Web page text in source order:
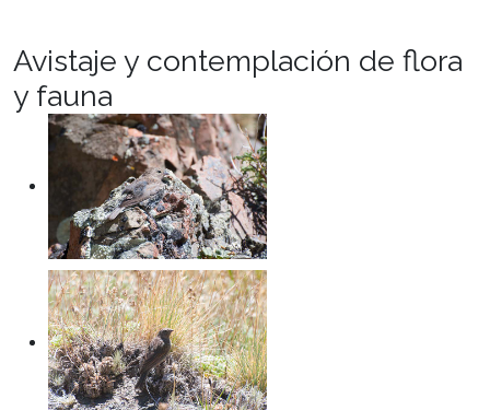
Avistaje y contemplación de flora
y fauna